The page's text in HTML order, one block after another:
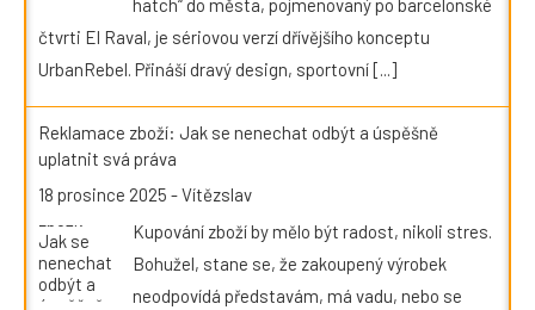
hatch“ do města, pojmenovaný po barcelonské
čtvrti El Raval, je sériovou verzí dřívějšího konceptu
UrbanRebel. Přináší dravý design, sportovní[...]
Reklamace zboží: Jak se nenechat odbýt a úspěšně
uplatnit svá práva
18 prosince 2025 -Vítězslav
Kupování zboží by mělo být radost, nikoli stres.
Bohužel, stane se, že zakoupený výrobek
neodpovídá představám, má vadu, nebo se